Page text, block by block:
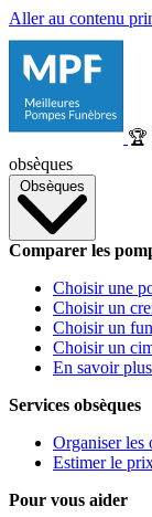
Aller au contenu
🏆
obsèques
Obsèques
Comparer les
Choisir une
Choisir un
Choisir un
Choisir un
En savoir
Services obsèques
Organiser les
Estimer le
Pour vous aider